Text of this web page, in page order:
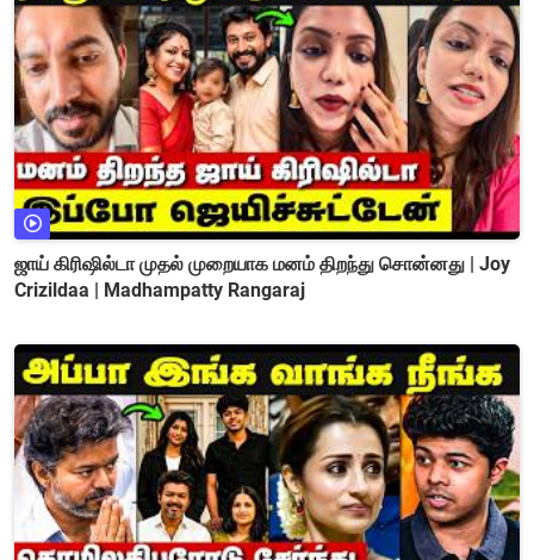
ஜாய் கிரிஷில்டா முதல் முறையாக மனம் திறந்து சொன்னது | Joy
Crizildaa | Madhampatty Rangaraj